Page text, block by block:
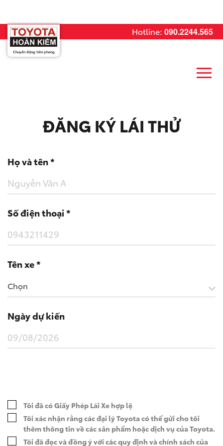
Hotline: 090.2244.565
Chuyển động tiên phong
ĐĂNG KÝ LÁI THỬ
Họ và tên *
Số điện thoại *
Tên xe *
Chọn
Wigo MT5
Ngày dự kiến
Tôi đã có Giấy Phép Lái Xe hợp lệ
Tôi xác nhận rằng các đại lý Toyota có thể gửi cho tôi
thêm thông tin về các sản phẩm hoặc dịch vụ của Toyota.
Tôi đã đọc và đồng ý với cácquy định và chính sách của